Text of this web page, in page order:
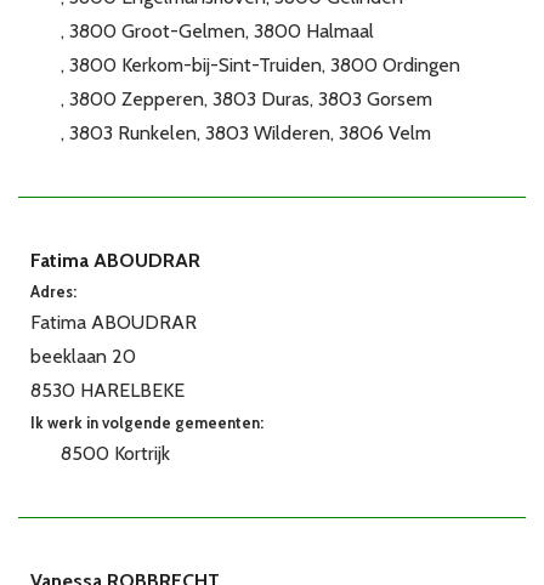
3800 Groot-Gelmen 3800 Halmaal
3800 Kerkom-bij-Sint-Truiden 3800 Ordingen
3800 Zepperen 3803 Duras 3803 Gorsem
3803 Runkelen 3803 Wilderen 3806 Velm
Fatima ABOUDRAR
Adres:
Fatima ABOUDRAR
beeklaan 20
8530 HARELBEKE
Ik werk in volgende gemeenten:
8500 Kortrijk